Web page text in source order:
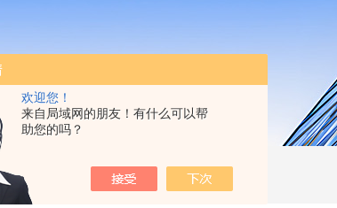
欢迎您！
来自局域网的朋友！有什么可以帮
助您的吗？
5000V数字高压兆欧表 CS2077型CS2077高压兆欧表校验仪